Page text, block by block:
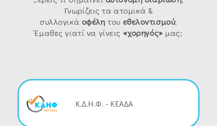
Γνωρίζεις τα ατομικά &
συλλογικά οφέλη του εθελοντισμού;
Έμαθες γιατί να γίνεις «χορηγός» μας;
Κ.Δ.Η.Φ. - ΚΕΑΔΑ